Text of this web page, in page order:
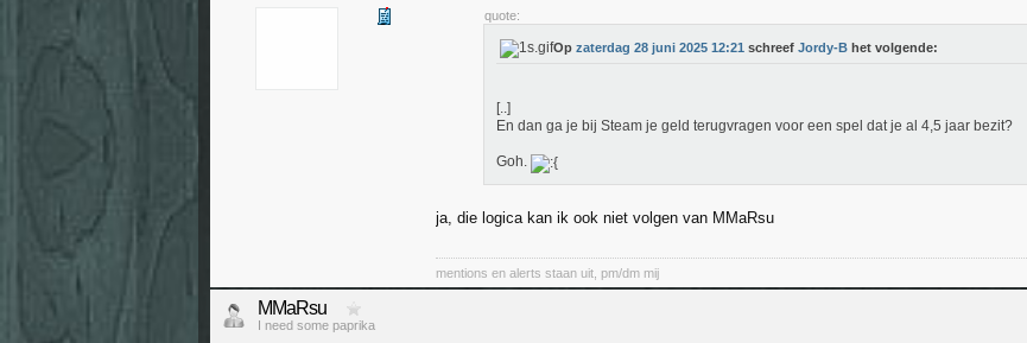
quote:
Op zaterdag 28 juni 2025 12:21 schreef Jordy-B het volgende:
[..]
En dan ga je bij Steam je geld terugvragen voor een spel dat je al 4,5 jaar bezit?
Goh.
ja, die logica kan ik ook niet volgen van MMaRsu
mentions en alerts staan uit, pm/dm mij
MMaRsu
I need some paprika